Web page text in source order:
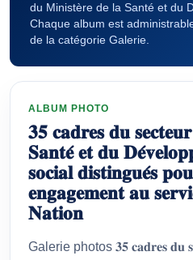
du Ministère de la Santé et du
Chaque album est
de la catégorie Galerie.
ALBUM PHOTO
𝟑𝟓 𝐜𝐚𝐝𝐫𝐞𝐬 𝐝𝐮
𝐒𝐚𝐧𝐭𝐞́ 𝐞𝐭 𝐝𝐮
𝐬𝐨𝐜𝐢𝐚𝐥 𝐝𝐢𝐬𝐭𝐢𝐧𝐠𝐮𝐞́𝐬
𝐞𝐧𝐠𝐚𝐠𝐞𝐦𝐞𝐧𝐭 𝐚𝐮
𝐍𝐚𝐭𝐢𝐨𝐧
Galerie photos 𝟑𝟓 𝐜𝐚𝐝𝐫𝐞𝐬 𝐝𝐮